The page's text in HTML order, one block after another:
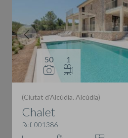
50 1
(Ciutat d'Alcúdia. Alcúdia)
Chalet
Ref. 001386